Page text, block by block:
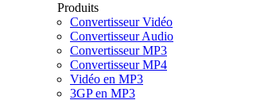
Produits
Convertisseur Vidéo
Convertisseur Audio
Convertisseur MP3
Convertisseur MP4
Vidéo en MP3
3GP en MP3